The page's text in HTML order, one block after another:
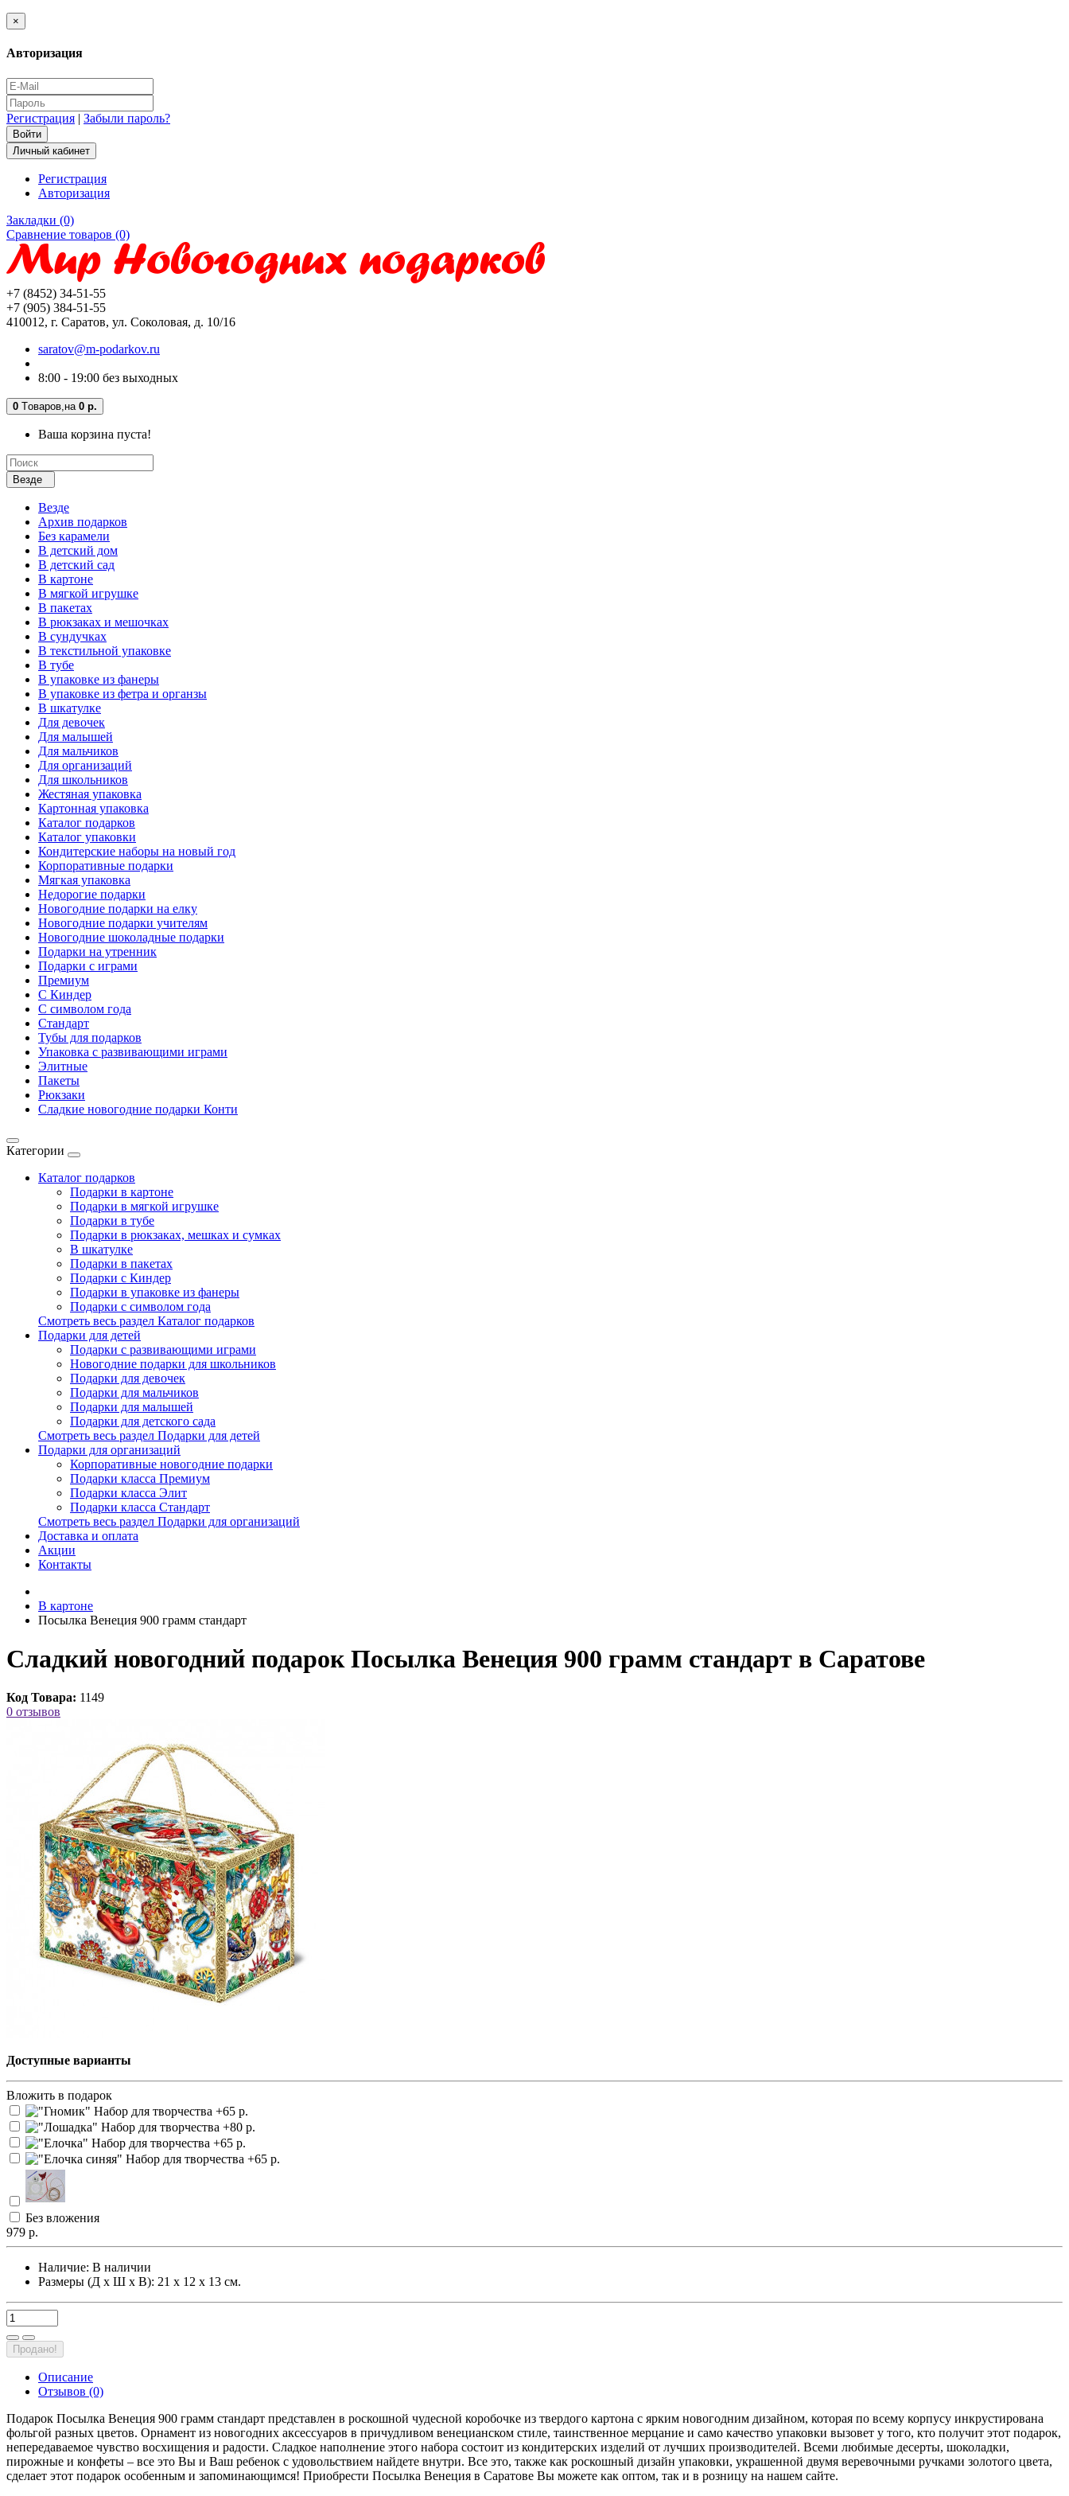
×
Авторизация
Регистрация | Забыли пароль?
Личный кабинет
Регистрация
Авторизация
Закладки (0)
Сравнение товаров (0)
+7 (8452) 34-51-55
+7 (905) 384-51-55
410012, г. Саратов, ул. Соколовая, д. 10/16
saratov@m-podarkov.ru
8:00 - 19:00 без выходных
0 Tоваров, на 0 р.
Ваша корзина пуста!
Везде
Везде
Архив подарков
Без карамели
В детский дом
В детский сад
В картоне
В мягкой игрушке
В пакетах
В рюкзаках и мешочках
В сундучках
В текстильной упаковке
В тубе
В упаковке из фанеры
В упаковке из фетра и органзы
В шкатулке
Для девочек
Для малышей
Для мальчиков
Для организаций
Для школьников
Жестяная упаковка
Картонная упаковка
Каталог подарков
Каталог упаковки
Кондитерские наборы на новый год
Корпоративные подарки
Мягкая упаковка
Недорогие подарки
Новогодние подарки на елку
Новогодние подарки учителям
Новогодние шоколадные подарки
Подарки на утренник
Подарки с играми
Премиум
С Киндер
С символом года
Стандарт
Тубы для подарков
Упаковка с развивающими играми
Элитные
Пакеты
Рюкзаки
Сладкие новогодние подарки Конти
Категории
Каталог подарков
Подарки в картоне
Подарки в мягкой игрушке
Подарки в тубе
Подарки в рюкзаках, мешках и сумках
В шкатулке
Подарки в пакетах
Подарки с Киндер
Подарки в упаковке из фанеры
Подарки с символом года
Смотреть весь раздел Каталог подарков
Подарки для детей
Подарки с развивающими играми
Новогодние подарки для школьников
Подарки для девочек
Подарки для мальчиков
Подарки для малышей
Подарки для детского сада
Смотреть весь раздел Подарки для детей
Подарки для организаций
Корпоративные новогодние подарки
Подарки класса Премиум
Подарки класса Элит
Подарки класса Стандарт
Смотреть весь раздел Подарки для организаций
Доставка и оплата
Акции
Контакты
В картоне
Посылка Венеция 900 грамм стандарт
Сладкий новогодний подарок Посылка Венеция 900 грамм стандарт в Саратове
Код Товара: 1149
0 отзывов
Доступные варианты
Вложить в подарок
Без вложения
979 р.
Наличие: В наличии
Размеры (Д х Ш х В): 21 х 12 х 13 см.
Продано!
Описание
Отзывов (0)
Подарок Посылка Венеция 900 грамм стандарт представлен в роскошной чудесной коробочке из твердого картона с ярким новогодним дизайном, которая по всему корпусу инкрустирована
фольгой разных цветов. Орнамент из новогодних аксессуаров в причудливом венецианском стиле, таинственное мерцание и само качество упаковки вызовет у того, кто получит этот подарок,
непередаваемое чувство восхищения и радости. Сладкое наполнение этого набора состоит из кондитерских изделий от лучших производителей. Всеми любимые десерты, шоколадки,
пирожные и конфеты – все это Вы и Ваш ребенок с удовольствием найдете внутри. Все это, также как роскошный дизайн упаковки, украшенной двумя веревочными ручками золотого цвета,
сделает этот подарок особенным и запоминающимся! Приобрести Посылка Венеция в Саратове Вы можете как оптом, так и в розницу на нашем сайте.